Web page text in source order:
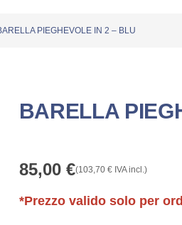
PIEGHEVOLE IN 2 – BLU
BARELLA
85,00 €(103,70 €IVA incl.)
*Prezzo valido solo per